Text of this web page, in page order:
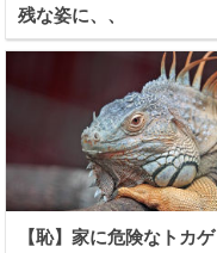
残な姿に、、
【恥】家に危険なトカゲ